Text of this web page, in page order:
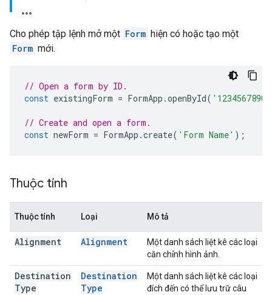
Cho phép tập lệnh mở một Form hiện có hoặc tạo một
Form mới.
// Open a form by ID.
const existingForm = FormApp .openById(
// Create and open a form.
const newForm = FormApp .create( 'Form Name' );
Thuộc tính
Thuộc tính Loại Mô tả
Alignment Alignment
Một danh sách liệt kê các loại
căn chỉnh hình ảnh.
Destination
Type
Destination
Type
Một danh sách liệt kê các loại
đích đến có thể lưu trữ câu